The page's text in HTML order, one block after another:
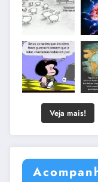
Veja mais!